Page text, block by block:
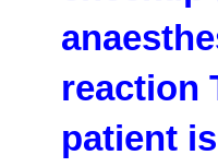
reaction
patient